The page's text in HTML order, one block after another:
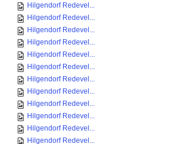
Hilgendorf Redevel...
Hilgendorf Redevel...
Hilgendorf Redevel...
Hilgendorf Redevel...
Hilgendorf Redevel...
Hilgendorf Redevel...
Hilgendorf Redevel...
Hilgendorf Redevel...
Hilgendorf Redevel...
Hilgendorf Redevel...
Hilgendorf Redevel...
Hilgendorf Redevel...